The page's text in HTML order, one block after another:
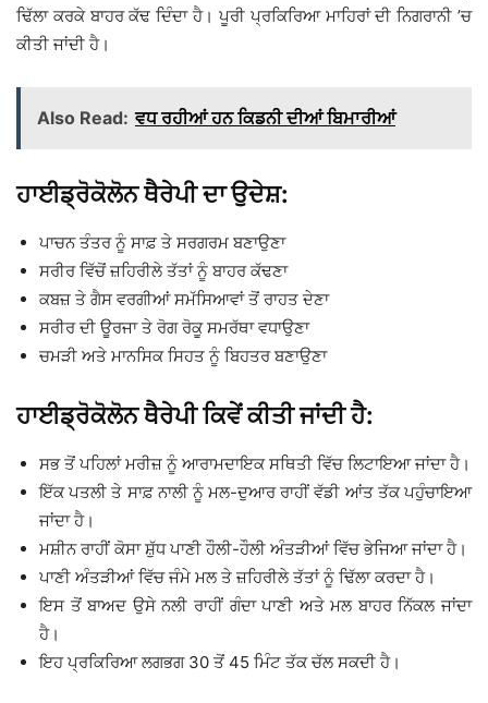
ਢਿੱਲਾ ਕਰਕੇ ਬਾਹਰ ਕੱਢ ਦਿੰਦਾ ਹੈ। ਪੂਰੀ ਪ੍ਰਕਿਰਿਆ ਮਾਹਿਰਾਂ ਦੀ ਨਿਗਰਾਨੀ ’ਚ
ਕੀਤੀ ਜਾਂਦੀ ਹੈ।
Also Read: ਵਧ ਰਹੀਆਂ ਹਨ ਕਿਡਨੀ ਦੀਆਂ ਬਿਮਾਰੀਆਂ
ਹਾਈਡ੍ਰੋਕੋਲੋਨ ਥੈਰੇਪੀ ਦਾ ਉਦੇਸ਼:
ਪਾਚਨ ਤੰਤਰ ਨੂੰ ਸਾਫ਼ ਤੇ ਸਰਗਰਮ ਬਣਾਉਣਾ
ਸਰੀਰ ਵਿੱਚੋਂ ਜ਼ਹਿਰੀਲੇ ਤੱਤਾਂ ਨੂੰ ਬਾਹਰ ਕੱਢਣਾ
ਕਬਜ਼ ਤੇ ਗੈਸ ਵਰਗੀਆਂ ਸਮੱਸਿਆਵਾਂ ਤੋਂ ਰਾਹਤ ਦੇਣਾ
ਸਰੀਰ ਦੀ ਊਰਜਾ ਤੇ ਰੋਗ ਰੋਕੂ ਸਮਰੱਥਾ ਵਧਾਉਣਾ
ਚਮੜੀ ਅਤੇ ਮਾਨਸਿਕ ਸਿਹਤ ਨੂੰ ਬਿਹਤਰ ਬਣਾਉਣਾ
ਹਾਈਡ੍ਰੋਕੋਲੋਨ ਥੈਰੇਪੀ ਕਿਵੇਂ ਕੀਤੀ ਜਾਂਦੀ ਹੈ:
ਸਭ ਤੋਂ ਪਹਿਲਾਂ ਮਰੀਜ਼ ਨੂੰ ਆਰਾਮਦਾਇਕ ਸਥਿਤੀ ਵਿੱਚ ਲਿਟਾਇਆ ਜਾਂਦਾ ਹੈ।
ਇੱਕ ਪਤਲੀ ਤੇ ਸਾਫ਼ ਨਾਲੀ ਨੂੰ ਮਲ-ਦੁਆਰ ਰਾਹੀਂ ਵੱਡੀ ਆਂਤ ਤੱਕ ਪਹੁੰਚਾਇਆ
ਜਾਂਦਾ ਹੈ।
ਮਸ਼ੀਨ ਰਾਹੀਂ ਕੋਸਾ ਸ਼ੁੱਧ ਪਾਣੀ ਹੌਲੀ-ਹੌਲੀ ਅੰਤੜੀਆਂ ਵਿੱਚ ਭੇਜਿਆ ਜਾਂਦਾ ਹੈ।
ਪਾਣੀ ਅੰਤੜੀਆਂ ਵਿੱਚ ਜੰਮੇ ਮਲ ਤੇ ਜ਼ਹਿਰੀਲੇ ਤੱਤਾਂ ਨੂੰ ਢਿੱਲਾ ਕਰਦਾ ਹੈ।
ਇਸ ਤੋਂ ਬਾਅਦ ਉਸੇ ਨਲੀ ਰਾਹੀਂ ਗੰਦਾ ਪਾਣੀ ਅਤੇ ਮਲ ਬਾਹਰ ਨਿੱਕਲ ਜਾਂਦਾ
ਹੈ।
ਇਹ ਪ੍ਰਕਿਰਿਆ ਲਗਭਗ 30 ਤੋਂ 45 ਮਿੰਟ ਤੱਕ ਚੱਲ ਸਕਦੀ ਹੈ।